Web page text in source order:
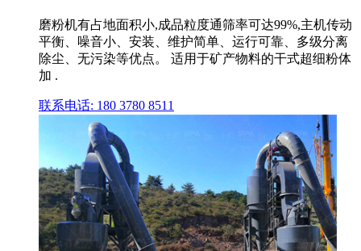
磨粉机有占地面积小,成品粒度通筛率可达99%,主机传动
平衡、噪音小、安装、维护简单、运行可靠、多级分离
除尘、无污染等优点。 适用于矿产物料的干式超细粉体
加 .
联系电话: 180 3780 8511